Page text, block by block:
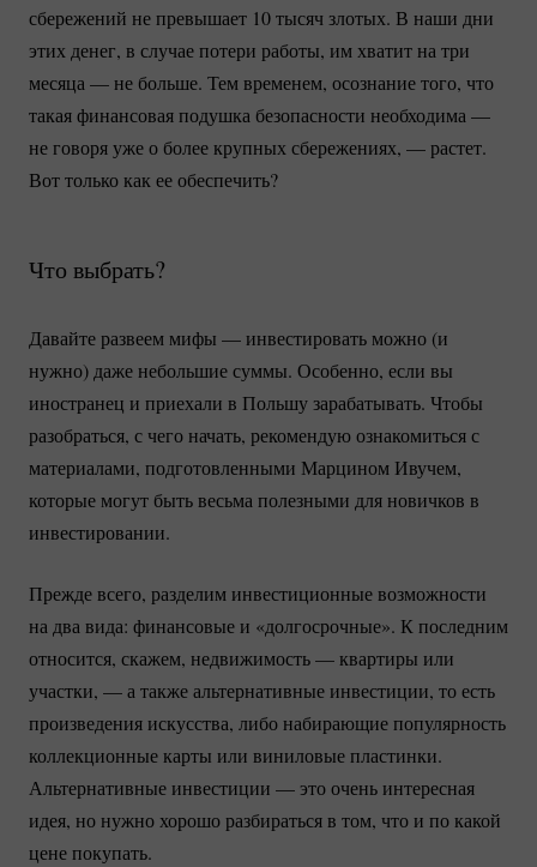
сбережений не превышает 10 тысяч злотых. В наши дни
этих денег, в случае потери работы, им хватит на три
месяца — не больше. Тем временем, осознание того, что
такая финансовая подушка безопасности необходима —
не говоря уже о более крупных сбережениях, — растет.
Вот только как ее обеспечить?
Что выбрать?
Давайте развеем мифы — инвестировать можно (и
нужно) даже небольшие суммы. Особенно, если вы
иностранец и приехали в Польшу зарабатывать. Чтобы
разобраться, с чего начать, рекомендую ознакомиться с
материалами, подготовленными Марцином Ивучем,
которые могут быть весьма полезными для новичков в
инвестировании.
Прежде всего, разделим инвестиционные возможности
на два вида: финансовые и «долгосрочные». К последним
относится, скажем, недвижимость — квартиры или
участки, — а также альтернативные инвестиции, то есть
произведения искусства, либо набирающие популярность
коллекционные карты или виниловые пластинки.
Альтернативные инвестиции — это очень интересная
идея, но нужно хорошо разбираться в том, что и по какой
цене покупать.